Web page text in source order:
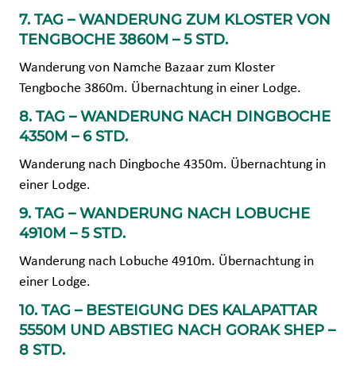
7. TAG – WANDERUNG ZUM KLOSTER VON
TENGBOCHE 3860M – 5 STD.
Wanderung von Namche Bazaar zum Kloster
Tengboche 3860m. Übernachtung in einer Lodge.
8. TAG – WANDERUNG NACH DINGBOCHE
4350M – 6 STD.
Wanderung nach Dingboche 4350m. Übernachtung in
einer Lodge.
9. TAG – WANDERUNG NACH LOBUCHE
4910M – 5 STD.
Wanderung nach Lobuche 4910m. Übernachtung in
einer Lodge.
10. TAG – BESTEIGUNG DES KALAPATTAR
5550M UND ABSTIEG NACH GORAK SHEP –
8 STD.